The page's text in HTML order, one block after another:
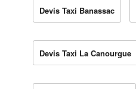
Devis Taxi Banassac
Devis Taxi La Canourgue